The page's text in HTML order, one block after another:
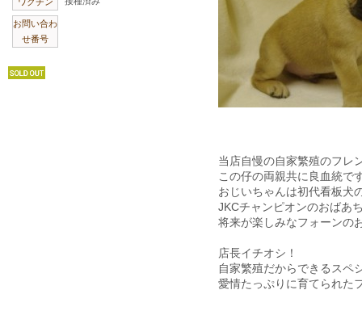
お問い合わ
せ番号
当店自慢の自家繁殖のフレ
この仔の両親共に良血統で
おじいちゃんは初代看板犬
JKCチャンピオンのおばあ
将来が楽しみなフォーンの
店長イチオシ！
自家繁殖だからできるスペ
愛情たっぷりに育てられた